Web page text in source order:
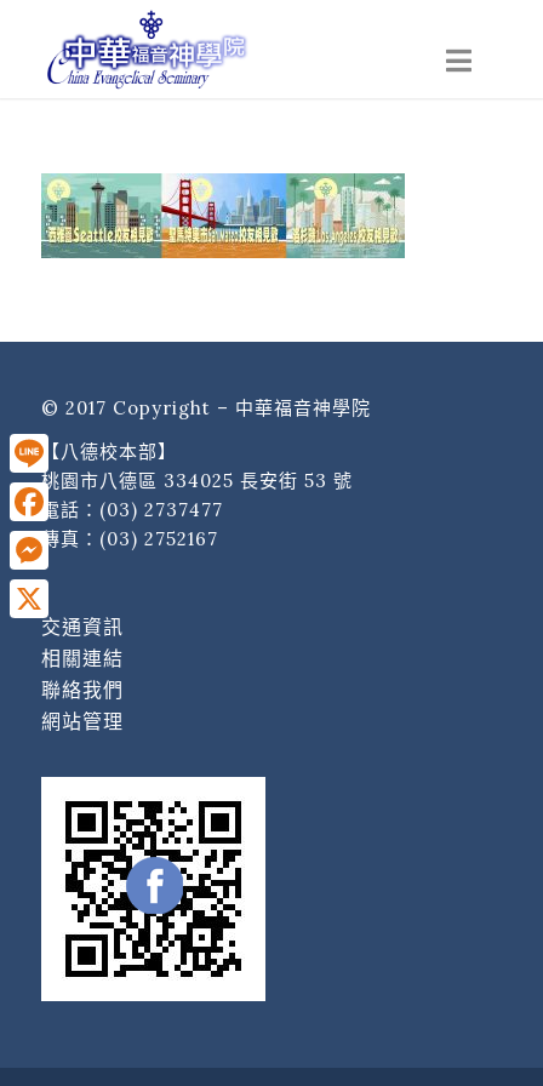
© 2017 Copyright – 中華福音神學院
【八德校本部】
桃園市八德區 334025 長安街 53 號
電話： (03) 2737477
傳真：(03) 2752167
交通資訊
相關連結
聯絡我們
網站管理
Line
Facebook
Messenger